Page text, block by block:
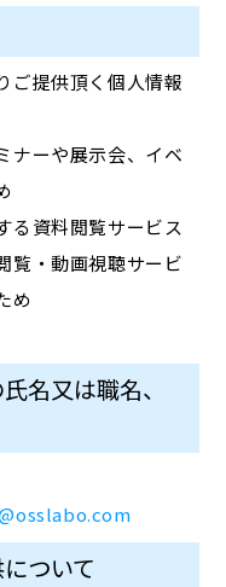
ご提供頂く個人情報
ナーや展示会、イベ
る資料閲覧サービス
覧・動画視聴サービ
め
名又は職名、
ついて